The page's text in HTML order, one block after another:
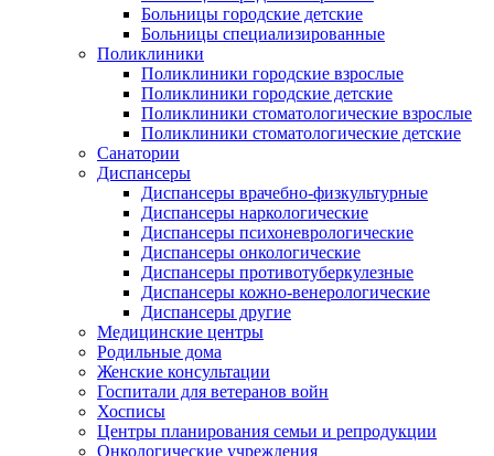
Больницы городские детские
Больницы специализированные
Поликлиники
Поликлиники городские взрослые
Поликлиники городские детские
Поликлиники стоматологические взрослые
Поликлиники стоматологические детские
Санатории
Диспансеры
Диспансеры врачебно-физкультурные
Диспансеры наркологические
Диспансеры психоневрологические
Диспансеры онкологические
Диспансеры противотуберкулезные
Диспансеры кожно-венерологические
Диспансеры другие
Медицинские центры
Родильные дома
Женские консультации
Госпитали для ветеранов войн
Хосписы
Центры планирования семьи и репродукции
Онкологические учреждения